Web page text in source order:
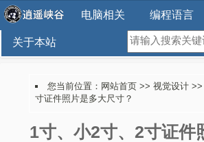
电脑相关 编程语言
关于本站
您当前位置： 网站首页 >> 视觉设计 >>
寸证件照片是多大尺寸？
1寸、小2寸、2寸证件